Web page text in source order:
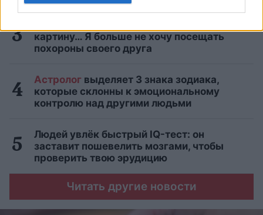
картину… Я больше не хочу посещать
похороны своего друга
Астролог выделяет 3 знака зодиака,
которые склонны к эмоциональному
контролю над другими людьми
Людей увлёк быстрый IQ-тест: он
заставит пошевелить мозгами, чтобы
проверить твою эрудицию
Читать другие новости